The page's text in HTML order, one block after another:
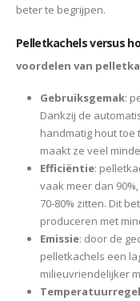
beter te begrijpen.
Pelletkachels versus
voordelen van
Gebruiksgemak:
Dankzij de
handmatig hout toe
maakt ze veel
Efficiëntie:
vaak meer dan
70-80% zitten. Dit
produceren met
Emissie: door de
pelletkachels een
milieuvriendelijker